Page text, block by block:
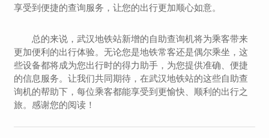
享受到便捷的查询服务，让您的出行更加顺心如意。
总的来说，武汉地铁站新增的自助查询机将为乘客带来
更加便利的出行体验。无论您是地铁常客还是偶尔乘坐，这
些设备都将成为您出行时的得力助手，为您提供准确、便捷
的信息服务。让我们共同期待，在武汉地铁站的这些自助查
询机的帮助下，每位乘客都能享受到更愉快、顺利的出行之
旅。感谢您的阅读！